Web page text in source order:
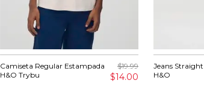
Camiseta Regular Estampada
H&O Trybu
$19.99
$14.00
Jeans
H&O